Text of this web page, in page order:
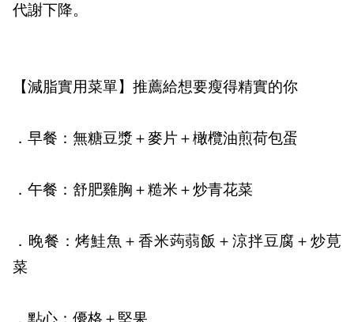
代謝下降。
【減脂實用菜單】 推薦給想要瘦得精實的你
．早餐： 無糖豆漿＋麥片＋橄欖油煎荷包蛋
．午餐： 舒肥雞胸＋糙米＋炒青花菜
．晚餐：烤鮭魚＋香米蒟蒻飯＋涼拌豆腐＋炒莧
菜